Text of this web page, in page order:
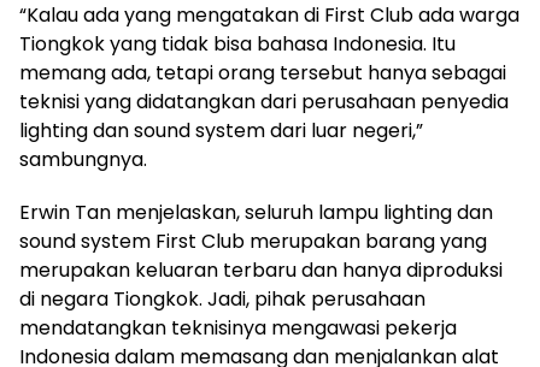
“Kalau ada yang mengatakan di First Club ada warga
Tiongkok yang tidak bisa bahasa Indonesia. Itu
memang ada, tetapi orang tersebut hanya sebagai
teknisi yang didatangkan dari perusahaan penyedia
lighting dan sound system dari luar negeri,”
sambungnya.
Erwin Tan menjelaskan, seluruh lampu lighting dan
sound system First Club merupakan barang yang
merupakan keluaran terbaru dan hanya diproduksi
di negara Tiongkok. Jadi, pihak perusahaan
mendatangkan teknisinya mengawasi pekerja
Indonesia dalam memasang dan menjalankan alat